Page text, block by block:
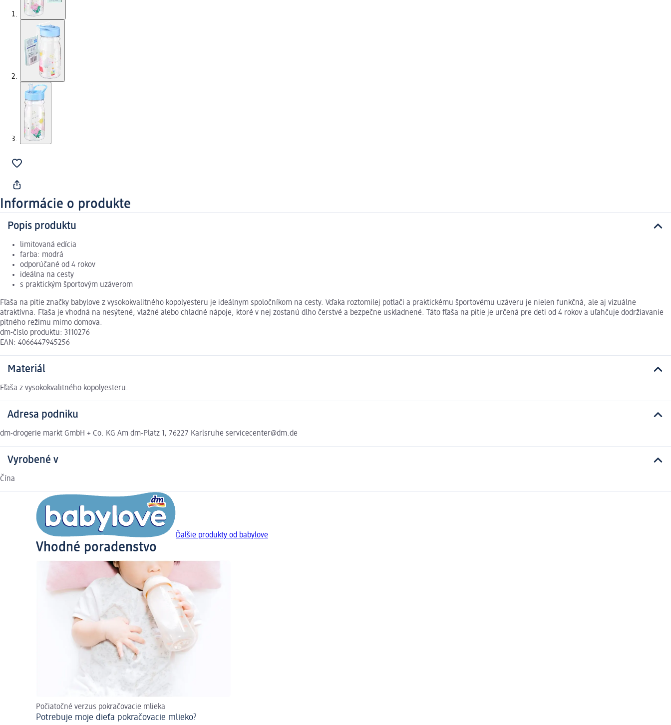
Informácie o produkte
Popis produktu
limitovaná edícia
farba: modrá
odporúčané od 4 rokov
ideálna na cesty
s praktickým športovým uzáverom
Fľaša na pitie značky babylove z vysokokvalitného kopolyesteru je ideálnym spoločníkom na cesty. Vďaka roztomilej potlači a praktickému športovému uzáveru je nielen funkčná, ale aj vizuálne
atraktívna. Fľaša je vhodná na nesýtené, vlažné alebo chladné nápoje, ktoré v nej zostanú dlho čerstvé a bezpečne uskladnené. Táto fľaša na pitie je určená pre deti od 4 rokov a uľahčuje dodržiavanie
pitného režimu mimo domova.
dm-číslo produktu: 3110276
EAN: 4066447945256
Materiál
Fľaša z vysokokvalitného kopolyesteru.
Adresa podniku
dm-drogerie markt GmbH + Co. KG Am dm-Platz 1, 76227 Karlsruhe servicecenter@dm.de
Vyrobené v
Čína
Ďalšie produkty od babylove
Vhodné poradenstvo
Počiatočné verzus pokračovacie mlieka
Potrebuje moje dieťa pokračovacie mlieko?